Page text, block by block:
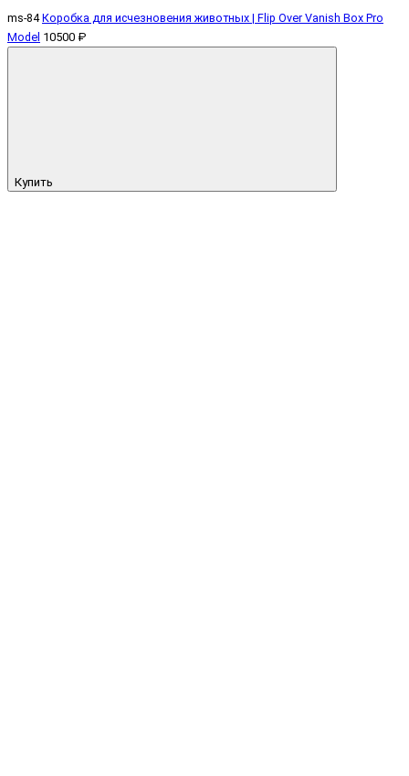
ms-84 Коробка для исчезновения животных | Flip Over Vanish Box Pro
Model 10500 ₽
Купить